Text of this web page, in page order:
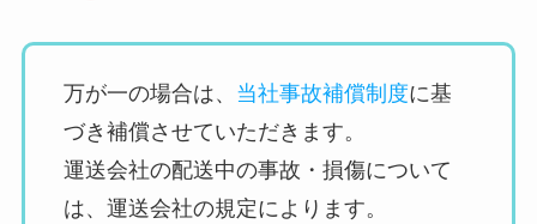
万が一の場合は、 当社事故補償制度に基
づき補償させていただきます。
運送会社の配送中の事故・損傷について
は、運送会社の規定によります。